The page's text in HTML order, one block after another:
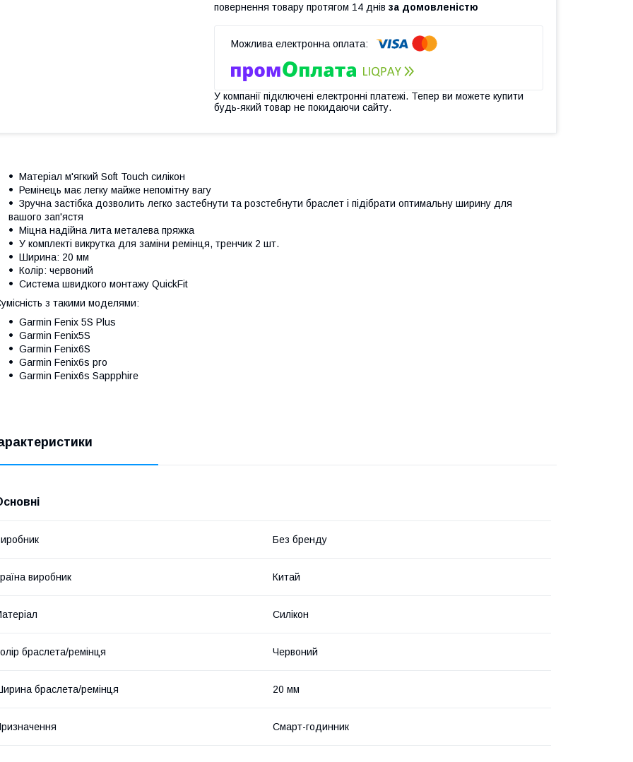
повернення товару протягом 14 днів за домовленістю
У компанії підключені електронні платежі. Тепер ви можете купити
будь-який товар не покидаючи сайту.
Матеріал м'ягкий Soft Touch силікон
Ремінець має легку майже непомітну вагу
Зручна застібка дозволить легко застебнути та розстебнути браслет і підібрати оптимальну ширину для
вашого зап'ястя
Міцна надійна лита металева пряжка
У комплекті викрутка для заміни ремінця, тренчик 2 шт.
Ширина: 20 мм
Колір: червоний
Система швидкого монтажу QuickFit
з такими моделями:
Garmin Fenix 5S Plus
Garmin Fenix5S
Garmin Fenix6S
Garmin Fenix6s pro
Garmin Fenix6s Sappphire
Без бренду
виробник Китай
Силікон
браслета/ремінця Червоний
браслета/ремінця 20 мм
Смарт-годинник